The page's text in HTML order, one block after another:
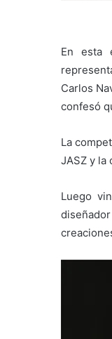
En esta
Carlos
confesó
La
JASZ y la
Luego